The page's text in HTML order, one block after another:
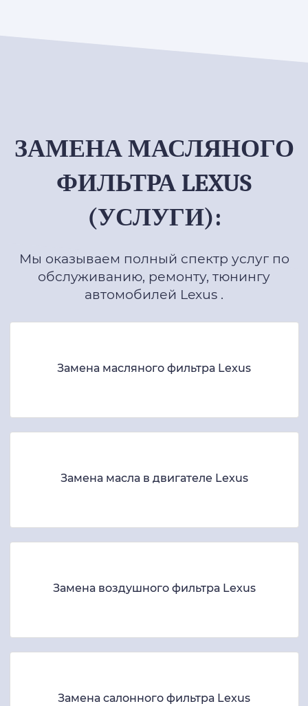
ЗАМЕНА МАСЛЯНОГО
ФИЛЬТРА LEXUS
(УСЛУГИ):
Мы оказываем полный спектр услуг по
обслуживанию, ремонту, тюнингу
автомобилей Lexus .
Замена масляного фильтра Lexus
Замена масла в двигателе Lexus
Замена воздушного фильтра Lexus
Замена салонного фильтра Lexus